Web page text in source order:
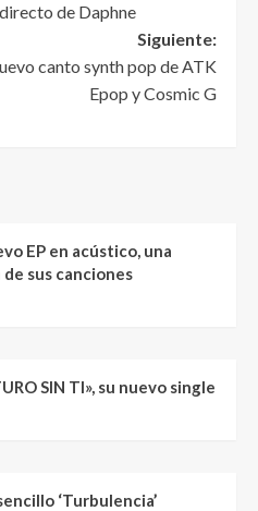
directo de Daphne
Siguiente:
canto synth pop de ATK
Epop y Cosmic G
EP en acústico, una
sus canciones
SIN TI», su nuevo single
‘Turbulencia’